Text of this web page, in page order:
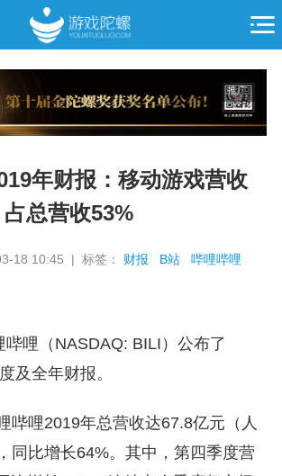
推广
年财报：移动游戏营收
总营收53%
18 10:45 | 标签： 财报 B站 哔哩哔哩
哔哩（NASDAQ: BILI）公布了
及全年财报。
哔哩2019年总营收达67.8亿元（人
同比增长64%。其中，第四季度营